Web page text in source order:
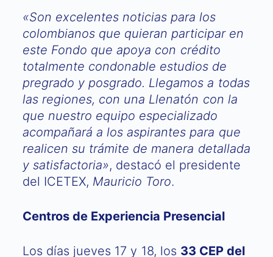
«Son excelentes noticias para los
colombianos que quieran participar en
este Fondo que apoya con crédito
totalmente condonable estudios de
pregrado y posgrado. Llegamos a todas
las regiones, con una Llenatón con la
que nuestro equipo especializado
acompañará a los aspirantes para que
realicen su trámite de manera detallada
y satisfactoria», destacó el presidente
del ICETEX, Mauricio Toro.
Centros de Experiencia Presencial
Los días jueves 17 y 18, los 33 CEP del